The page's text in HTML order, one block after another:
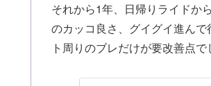
それから1年、日帰りライドか
のカッコ良さ、グイグイ進ん
ト周りのブレだけが要改善点で